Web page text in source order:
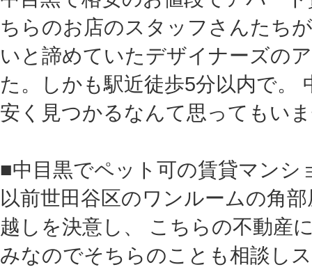
ちらのお店のスタッフさんたち
いと諦めていたデザイナーズの
た。しかも駅近徒歩5分以内で。
安く見つかるなんて思ってもい
■中目黒でペット可の賃貸マン
以前世田谷区のワンルームの角
越しを決意し、 こちらの不動産
みなのでそちらのことも相談し